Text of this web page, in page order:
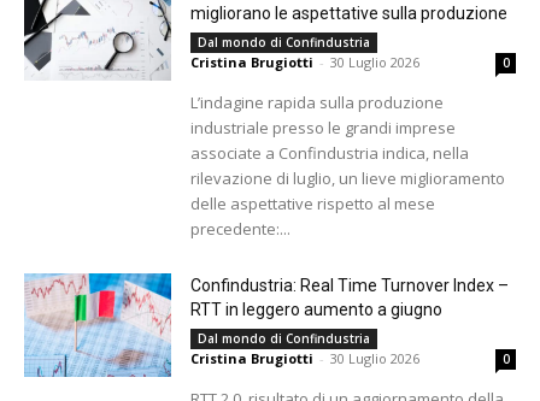
migliorano le aspettative sulla produzione
Dal mondo di Confindustria
Cristina Brugiotti - 30 Luglio 2026 0
L’indagine rapida sulla produzione
industriale presso le grandi imprese
associate a Confindustria indica, nella
rilevazione di luglio, un lieve miglioramento
delle aspettative rispetto al mese
precedente:...
Confindustria: Real Time Turnover Index –
RTT in leggero aumento a giugno
Dal mondo di Confindustria
Cristina Brugiotti - 30 Luglio 2026 0